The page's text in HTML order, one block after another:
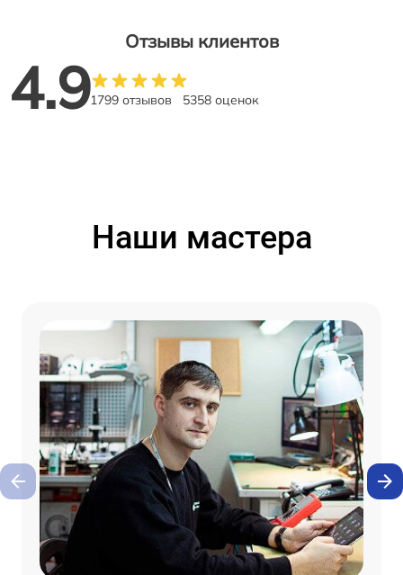
Отзывы клиентов
4.91799 отзывов 5358 оценок
Наши мастера